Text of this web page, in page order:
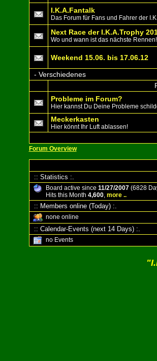
I.K.A.Fantalk
Das Forum für Fans und Fahrer der
Next Race der I.K.A.Trophy
Wo und wann ist das nächste Rennen!
Weekend 15.06. bis 17.06.12
- Verschiedenes
Probleme im Forum?
Hier kannst Du Deine Probleme
Meckerkasten
Hier könnt Ihr Luft ablassen!
Forum Overview
:: Statistics :.
Board active since 11/27/2007(6828
Hits this Month 4,600, more ..
:: Members online (Today) :.
none online
:: Calendar-Events (next 14 Days) :.
no Events